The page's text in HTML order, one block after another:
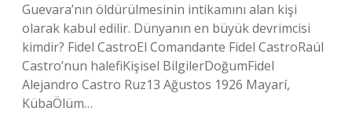
Guevara’nın öldürülmesinin intikamını alan kişi
olarak kabul edilir. Dünyanın en büyük devrimcisi
kimdir? Fidel CastroEl Comandante Fidel CastroRaúl
Castro’nun halefiKişisel BilgilerDoğumFidel
Alejandro Castro Ruz13 Ağustos 1926 Mayarí,
KübaÖlüm…